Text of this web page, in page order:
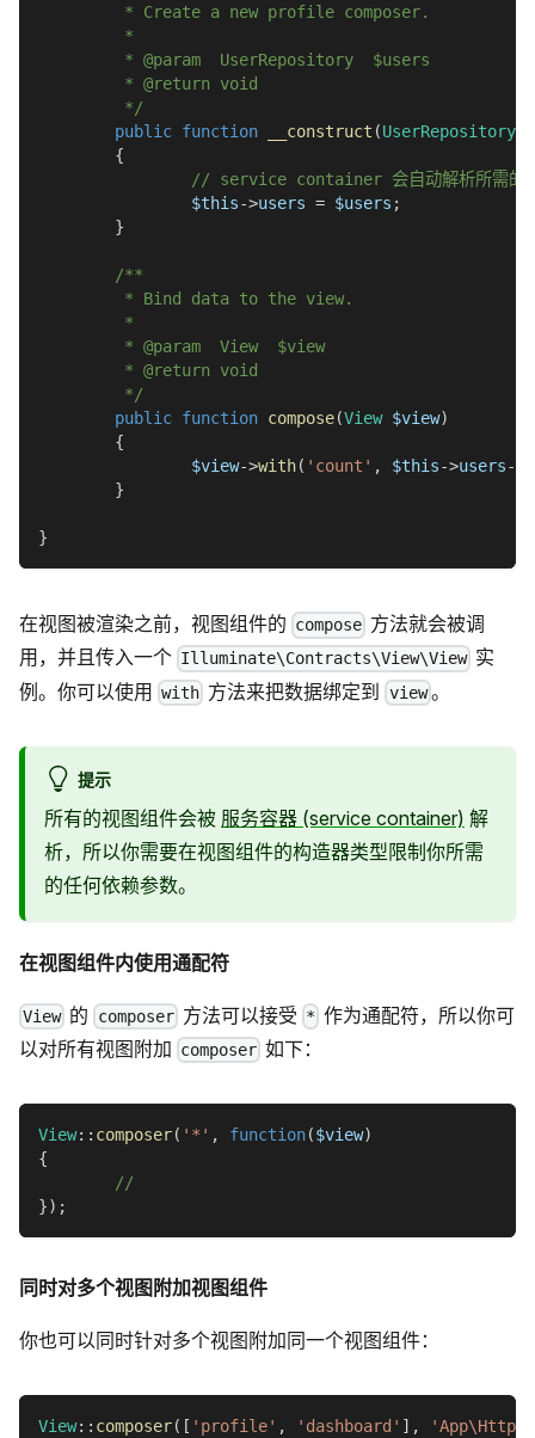
	 * Create a new profile composer.
	 *
	 * @param  UserRepository  $users
	 * @return void
	 */
public function __construct (UserRepository
{
// service container 会自动解析所需的
$this->users = $users ;
}
/**
	 * Bind data to the view.
	 *
	 * @param  View  $view
	 * @return void
	 */
public function compose(View $view)
{
$view->with( 'count' , $this->users->
}
}
在视图被渲染之前，视图组件的 compose 方法就会被调
用，并且传入一个 Illuminate\Contracts\View\View 实
例。你可以使用 with 方法来把数据绑定到 view。
提示
所有的视图组件会被 服务容器 (service container) 解
析，所以你需要在视图组件的构造器类型限制你所需
的任何依赖参数。
在视图组件内使用通配符
View 的 composer方法可以接受 * 作为通配符，所以你可
以对所有视图附加 composer 如下：
View:: composer( '*' , function($view)
{
//
}) ;
同时对多个视图附加视图组件
你也可以同时针对多个视图附加同一个视图组件：
View:: composer( [ 'profile' , 'dashboard' ] ,